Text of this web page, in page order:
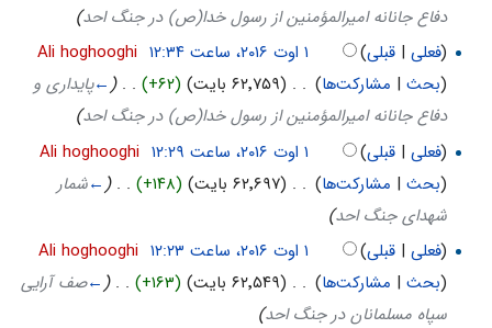
دفاع جانانه امیرالمؤمنین از رسول خدا(ص) در جنگ احد)
(فعلی| قبلی)
‏
Ali hoghooghi
(بحث| مشارکت‌ها)
. . (۶۲٬۷۵۹ بایت) (+۶۲)‏
. .
(
←پایداری و
دفاع جانانه امیرالمؤمنین از رسول خدا(ص) در جنگ احد)
(فعلی| قبلی)
‏
Ali hoghooghi
(بحث| مشارکت‌ها)
. . (۶۲٬۶۹۷ بایت) (+۱۴۸)‏
. .
(
←شمار
شهدای جنگ احد)
(فعلی| قبلی)
‏
Ali hoghooghi
(بحث| مشارکت‌ها)
. . (۶۲٬۵۴۹ بایت) (+۱۶۳)‏
. .
(
←صف آرایی
سپاه مسلمانان در جنگ احد)